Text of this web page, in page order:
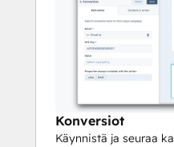
Konversiot
Käynnistä ja seuraa